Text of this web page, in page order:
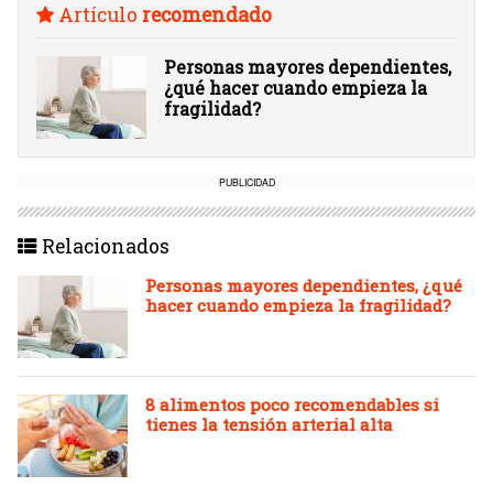
Artículo recomendado
Personas mayores dependientes,
¿qué hacer cuando empieza la
fragilidad?
PUBLICIDAD
Relacionados
Personas mayores dependientes, ¿qué
hacer cuando empieza la fragilidad?
8 alimentos poco recomendables si
tienes la tensión arterial alta